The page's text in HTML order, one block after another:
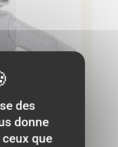
des
donne
ceux que